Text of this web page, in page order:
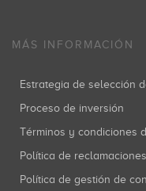
MÁS INFORMACIÓN
Estrategia de selección
Proceso de inversión
Términos y condiciones
Política de reclamaciones
Política de gestión de